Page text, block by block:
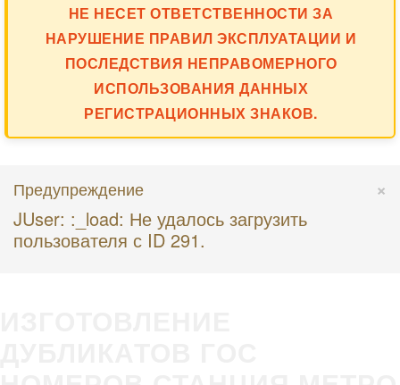
НЕ НЕСЕТ ОТВЕТСТВЕННОСТИ ЗА
НАРУШЕНИЕ ПРАВИЛ ЭКСПЛУАТАЦИИ И
ПОСЛЕДСТВИЯ НЕПРАВОМЕРНОГО
ИСПОЛЬЗОВАНИЯ ДАННЫХ
РЕГИСТРАЦИОННЫХ ЗНАКОВ.
×
Предупреждение
JUser: :_load: Не удалось загрузить
пользователя с ID 291.